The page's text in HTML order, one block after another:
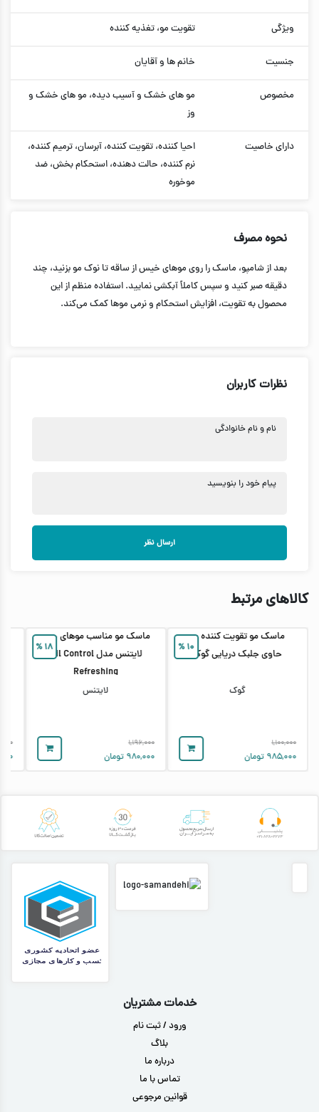
ویژگی تقویت مو، تغذیه کننده
جنسیت خانم ها و آقایان
مخصوص
مو های خشک و آسیب دیده، مو های خشک و
وز
دارای خاصیت
احیا کننده، تقویت کننده، آبرسان، ترمیم کننده،
نرم کننده، حالت دهنده، استحکام بخش، ضد
موخوره
نحوه مصرف
بعد از شامپو، ماسک را روی موهای خیس از ساقه تا نوک مو بزنید، چند
دقیقه صبر کنید و سپس کاملاً آبکشی نمایید. استفاده منظم از این
محصول به تقویت، افزایش استحکام و نرمی موها کمک می‌کند.
نظرات کاربران
نام و نام خانوادگی
پیام خود را بنویسید
ارسال نظر
کالاهای مرتبط
۱۰%
ماسک مو تقویت کننده مو
حاوی جلبک دریایی گوک
گوک
۱,۱۰۰,۰۰۰
۹۸۵,۰۰۰ تومان
۱۸%
ماسک مو مناسب موهای چرب
لایتنس مدل Oil Control
Refreshing
لایتنس
۱,۱۹۶,۰۰۰
۹۸۰,۰۰۰ تومان
خدمات مشتریان
ورود / ثبت نام
بلاگ
درباره ما
تماس با ما
قوانین مرجوعی